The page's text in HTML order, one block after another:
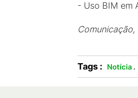
- Uso BIM em
Tags : Notícia .